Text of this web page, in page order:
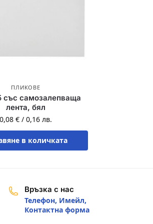
ПЛИКОВЕ
със самозалепваща
лента, бял
0,08 € / 0,16 лв.
в количката
Връзка с нас
Телефон, Имейл,
Контактна форма